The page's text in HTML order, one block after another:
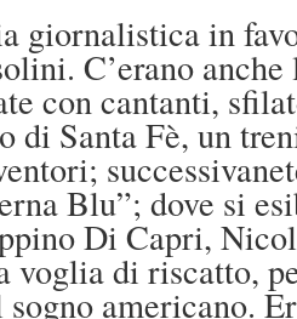
giornalistica in
C’erano
con cantanti,
di Santa Fè, un
Blu”; dove si
Di Capri,
voglia di riscatto,
sogno americano.